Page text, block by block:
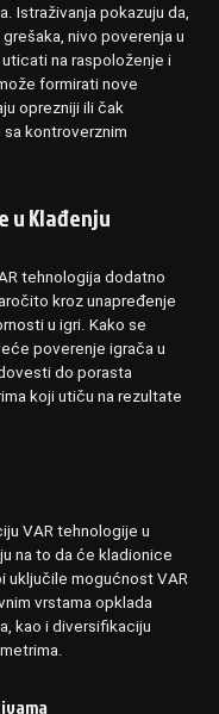
Istraživanja pokazuju da,
nivo poverenja u
na raspoloženje i
formirati nove
oprezniji ili čak
kontroverznim
u Klađenju
tehnologija dodatno
kroz unapređenje
u igri. Kako se
poverenje igrača u
do porasta
koji utiču na rezultate
VAR tehnologije u
na to da će kladionice
uključile mogućnost VAR
vrstama opklada
kao i diversifikaciju